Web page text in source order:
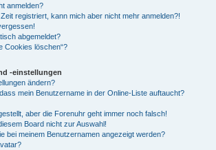
anmelden?
registriert, kann mich aber nicht mehr anmelden?!
abgemeldet?
Cookies löschen“?
-einstellungen
ändern?
mein Benutzername in der Online-Liste auftaucht?
aber die Forenuhr geht immer noch falsch!
Board nicht zur Auswahl!
bei meinem Benutzernamen angezeigt werden?